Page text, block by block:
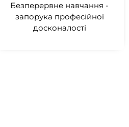
Безперервне навчання -
запорука професійної
досконалості